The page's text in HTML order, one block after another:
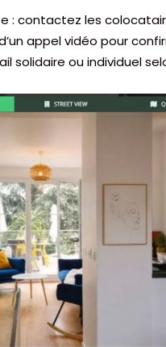
: contactez les
appel vidéo pour
solidaire ou individuel